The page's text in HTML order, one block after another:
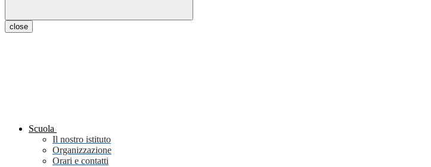
close
Scuola
Il nostro istituto
Organizzazione
Orari e contatti